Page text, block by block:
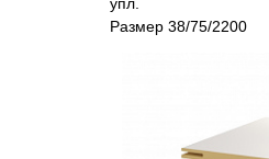
Размер 38/75/2200